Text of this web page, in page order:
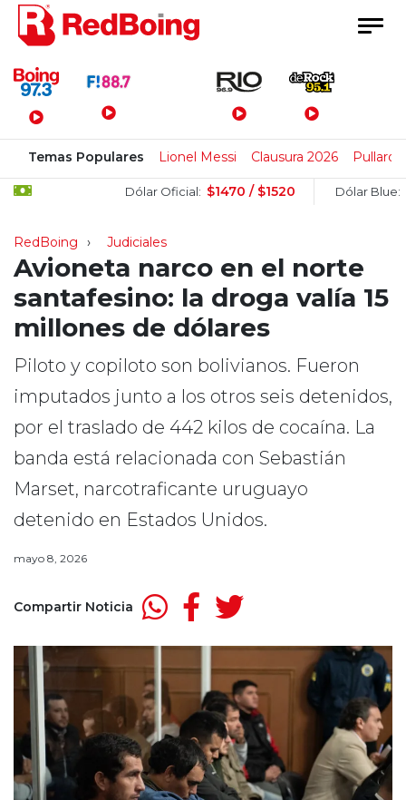
Menú Principal
Temas Populares Lionel Messi Clausura 2026 Pullaro
Dólar Oficial: $1470 / $1520 Dólar Blue:
RedBoing Judiciales
Avioneta narco en el norte
santafesino: la droga valía 15
millones de dólares
Piloto y copiloto son bolivianos. Fueron
imputados junto a los otros seis detenidos,
por el traslado de 442 kilos de cocaína. La
banda está relacionada con Sebastián
Marset, narcotraficante uruguayo
detenido en Estados Unidos.
mayo 8, 2026
Compartir Noticia